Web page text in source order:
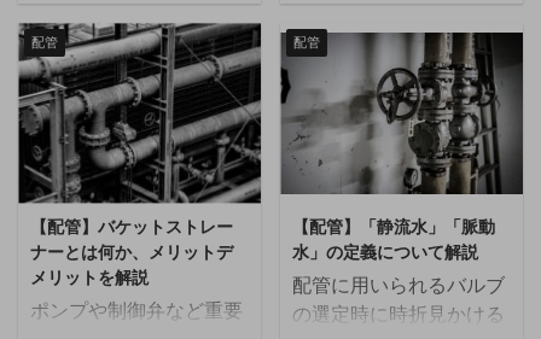
的と安全弁との違いにつ
いて解説します。 ラプチ
ャーディスクとは ラプチ
ャーディスクは、過圧保
護を目的とした安全装置
の一種です。主にプロセ
ス産業や化学工場など、
高圧の流体を取り扱う場
所で使用されます。 ...
物や異物を捕捉するため
の装置です。 流体がスト
レーナを通過する際に、
フィルターが異物を取り
除き、クリーンな流体だ
けが下流に送られます。
これにより、ポンプやバ
ルブ、熱交換器などの重
要な機器が異物による ...
別が記載されています。
低圧ではFFとRFでどちら
を使っても問題ない場面
が多いので使い分けが良
く分からないという方も
多いのではないでしょう
か？ この記事では、フラ
ンジの座面形状を表すFF
とRFの違いについて解説
します。 FFとRFの違い
FF FFはFlat Face（フラ
にバッファータンクが良
く用いられます。 この記
事では排水系統などで良
く利用されるバッファー
タンクについて解説しま
す。 バッファータンクと
気体や液体を一時的に貯
留させるためのタンクで
す。レシーバータンクと
も呼ばれ、給排水系統や
配管
【配管】バケットストレー
ナーとは何か、メリットデ
メリットを解説
ポンプや制御弁など重要
配管
【配管】「静流水」「脈動
水」の定義について解説
配管に用いられるバルブ
の選定時に時折見かける